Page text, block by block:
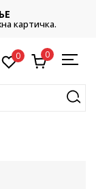
картичка.
0 0